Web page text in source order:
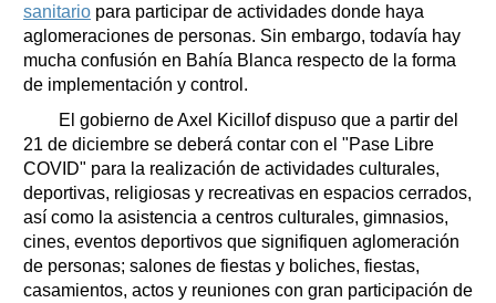
Fúnebres
Edictos
Teléfonos de urgencia
sanitario para participar de actividades donde haya
aglomeraciones de personas. Sin embargo, todavía hay
mucha confusión en Bahía Blanca respecto de la forma
de implementación y control.
El gobierno de Axel Kicillof dispuso que a partir del
21 de diciembre se deberá contar con el "Pase Libre
COVID" para la realización de actividades culturales,
deportivas, religiosas y recreativas en espacios cerrados,
así como la asistencia a centros culturales, gimnasios,
cines, eventos deportivos que signifiquen aglomeración
de personas; salones de fiestas y boliches, fiestas,
casamientos, actos y reuniones con gran participación de